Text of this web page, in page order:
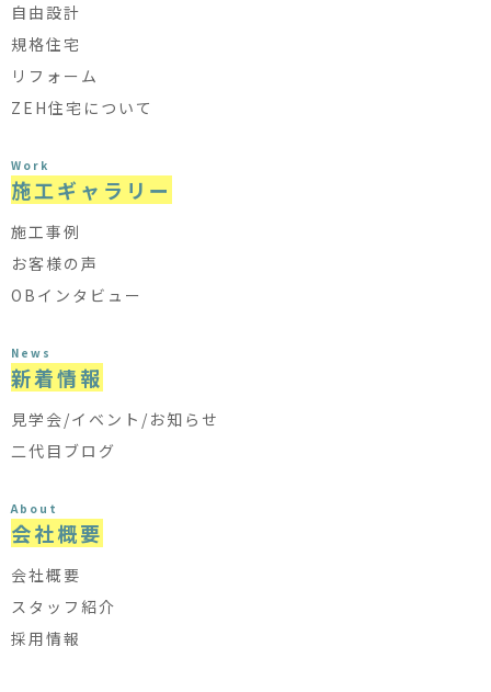
自由設計
規格住宅
リフォーム
ZEH住宅について
Work
施工ギャラリー
施工事例
お客様の声
OBインタビュー
News
新着情報
見学会/イベント/お知らせ
二代目ブログ
About
会社概要
会社概要
スタッフ紹介
採用情報